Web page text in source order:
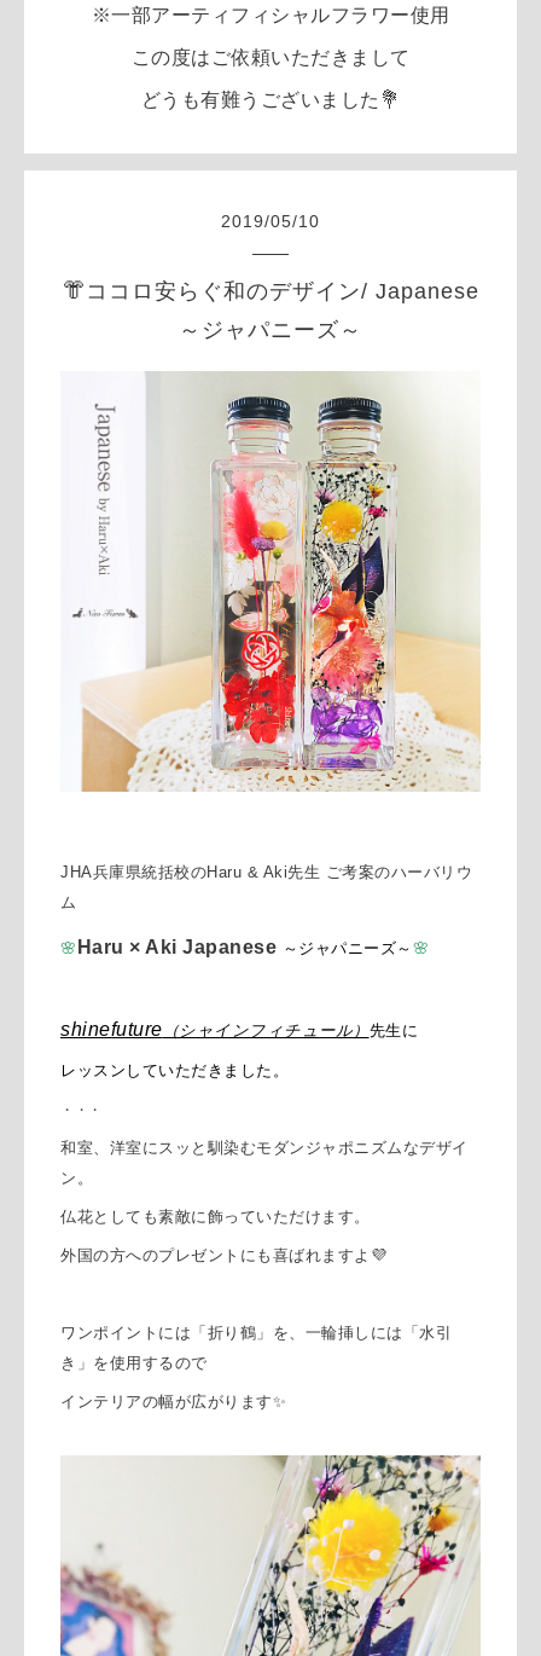
※一部アーティフィシャルフラワー使用
この度はご依頼いただきまして
どうも有難うございました💐
2019/05/10
👘ココロ安らぐ和のデザイン/ Japanese
～ジャパニーズ～
JHA兵庫県統括校のHaru & Aki先生 ご考案のハーバリウ
ム
🌸 Haru × Aki Japanese ～ジャパニーズ～ 🌸
shinefuture （シャインフィチュール） 先生に
レッスンしていただきました。
・・・
和室、洋室にスッと馴染むモダンジャポニズムなデザイ
ン。
仏花としても素敵に飾っていただけます。
外国の方へのプレゼントにも喜ばれますよ💜
ワンポイントには「折り鶴」を、一輪挿しには「水引
き」を使用するので
インテリアの幅が広がります✨